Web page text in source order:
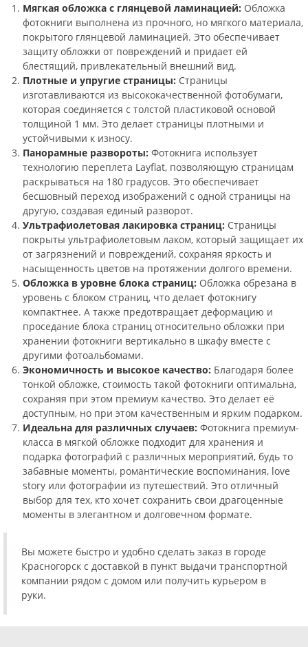
Мягкая обложка с глянцевой ламинацией: Обложка
фотокниги выполнена из прочного, но мягкого материала,
покрытого глянцевой ламинацией. Это обеспечивает
защиту обложки от повреждений и придает ей
блестящий, привлекательный внешний вид.
Плотные и упругие страницы: Страницы
изготавливаются из высококачественной фотобумаги,
которая соединяется с толстой пластиковой основой
толщиной 1 мм. Это делает страницы плотными и
устойчивыми к износу.
Панорамные развороты: Фотокнига использует
технологию переплета Layflat, позволяющую страницам
раскрываться на 180 градусов. Это обеспечивает
бесшовный переход изображений с одной страницы на
другую, создавая единый разворот.
Ультрафиолетовая лакировка страниц: Страницы
покрыты ультрафиолетовым лаком, который защищает их
от загрязнений и повреждений, сохраняя яркость и
насыщенность цветов на протяжении долгого времени.
Обложка в уровне блока страниц: Обложка обрезана в
уровень с блоком страниц, что делает фотокнигу
компактнее. А также предотвращает деформацию и
проседание блока страниц относительно обложки при
хранении фотокниги вертикально в шкафу вместе с
другими фотоальбомами.
Экономичность и высокое качество: Благодаря более
тонкой обложке, стоимость такой фотокниги оптимальна,
сохраняя при этом премиум качество. Это делает её
доступным, но при этом качественным и ярким подарком.
Идеальна для различных случаев: Фотокнига премиум-
класса в мягкой обложке подходит для хранения и
подарка фотографий с различных мероприятий, будь то
забавные моменты, романтические воспоминания, love
story или фотографии из путешествий. Это отличный
выбор для тех, кто хочет сохранить свои драгоценные
моменты в элегантном и долговечном формате.
Вы можете быстро и удобно сделать заказ в городе
Красногорск с доставкой в пункт выдачи транспортной
компании рядом с домом или получить курьером в
руки.